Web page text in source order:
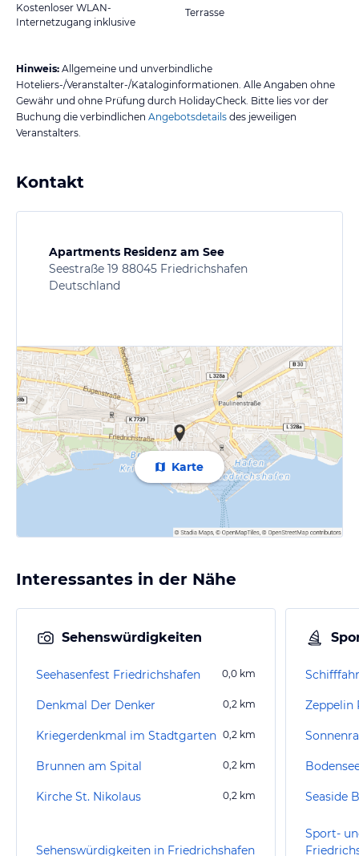
Kostenloser WLAN-
Internetzugang inklusive
Terrasse
Hinweis: Allgemeine und unverbindliche
Hoteliers-/Veranstalter-/Kataloginformationen. Alle Angaben ohne
Gewähr und ohne Prüfung durch HolidayCheck. Bitte lies vor der
Buchung die verbindlichen Angebotsdetails des jeweiligen
Veranstalters.
Kontakt
Apartments Residenz am See
Seestraße 19 88045 Friedrichshafen
Deutschland
Karte
Interessantes in der Nähe
Sehenswürdigkeiten
Seehasenfest Friedrichshafen 0,0 km
Denkmal Der Denker 0,2 km
Kriegerdenkmal im Stadtgarten 0,2 km
Brunnen am Spital 0,2 km
Kirche St. Nikolaus 0,2 km
Sehenswürdigkeiten in Friedrichshafen
Zeppelin
Seaside
Sport-